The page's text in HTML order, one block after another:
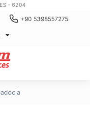
- 6204
+90 5398557275